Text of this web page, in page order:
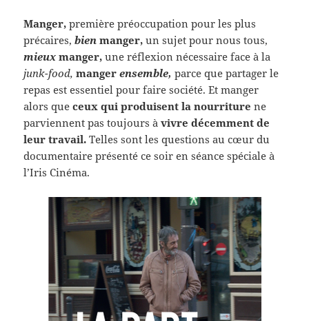
Manger, première préoccupation pour les plus
précaires,bien manger, un sujet pour nous tous,
mieux manger, une réflexion nécessaire face à la
junk-food, mangerensemble, parce que partager le
repas est essentiel pour faire société. Et manger
alors queceux qui produisent la nourriture ne
parviennent pas toujours àvivre décemment de
leur travail.Telles sont les questions au cœur du
documentaire présenté ce soir en séance spéciale à
l’Iris Cinéma.